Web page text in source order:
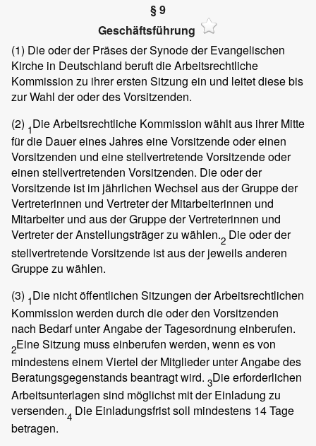
§ 9
Geschäftsführung
(1) Die oder der Präses der Synode der Evangelischen
Kirche in Deutschland beruft die Arbeitsrechtliche
Kommission zu ihrer ersten Sitzung ein und leitet diese bis
zur Wahl der oder des Vorsitzenden.
(2) 1Die Arbeitsrechtliche Kommission wählt aus ihrer Mitte
für die Dauer eines Jahres eine Vorsitzende oder einen
Vorsitzenden und eine stellvertretende Vorsitzende oder
einen stellvertretenden Vorsitzenden. Die oder der
Vorsitzende ist im jährlichen Wechsel aus der Gruppe der
Vertreterinnen und Vertreter der Mitarbeiterinnen und
Mitarbeiter und aus der Gruppe der Vertreterinnen und
Vertreter der Anstellungsträger zu wählen.2 Die oder der
stellvertretende Vorsitzende ist aus der jeweils anderen
Gruppe zu wählen.
(3) 1Die nicht öffentlichen Sitzungen der Arbeitsrechtlichen
Kommission werden durch die oder den Vorsitzenden
nach Bedarf unter Angabe der Tagesordnung einberufen.
2Eine Sitzung muss einberufen werden, wenn es von
mindestens einem Viertel der Mitglieder unter Angabe des
Beratungsgegenstands beantragt wird. 3Die erforderlichen
Arbeitsunterlagen sind möglichst mit der Einladung zu
versenden.4 Die Einladungsfrist soll mindestens 14 Tage
betragen.